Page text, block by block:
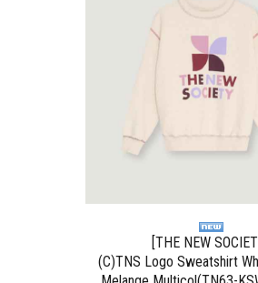
[THE NEW
(C)TNS Logo Sweatshirt